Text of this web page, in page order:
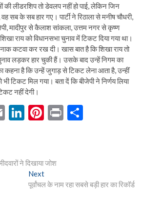
की लीडरशिप तो डेवलप नहीं हो पाई, लेकिन जिन
वह सब के सब हार गए। पार्टी ने रिठाला से मनीष चौधरी,
मादीपुर से कैलाश सांकला, उत्तम नगर से कृष्ण
राय को विधानसभा चुनाव में टिकट दिया गया था।
नाक कटवा कर रख दी। खास बात है कि शिखा राय तो
लड़कर हार चुकी हैं। उसके बाद उन्हें निगम का
कहना है कि उन्हें जुगाड़ से टिकट लेना आता है, उन्हीं
टिकट मिल गया। बता दें कि बीजेपी ने निर्णय लिया
नहीं देगी।
E
l
Li
dI
n
Pi
es
t
Pr
ने दिखाया जोश
NextNext
post:
पूर्वांचल के नाम रहा सबसे बड़ी हार का रिकॉर्ड